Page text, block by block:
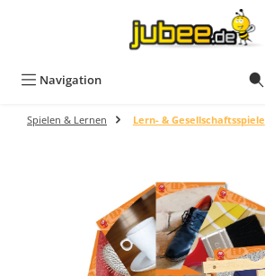
Navigation
Spielen & Lernen Lern- & Gesellschaftsspiele
Bildergalerie überspringen